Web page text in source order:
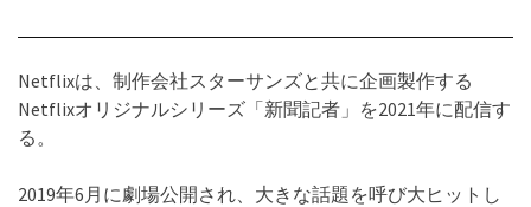
Netflixは、制作会社スターサンズと共に企画製作する
Netflixオリジナルシリーズ「新聞記者」を2021年に配信す
る。
2019年6月に劇場公開され、大きな話題を呼び大ヒットし